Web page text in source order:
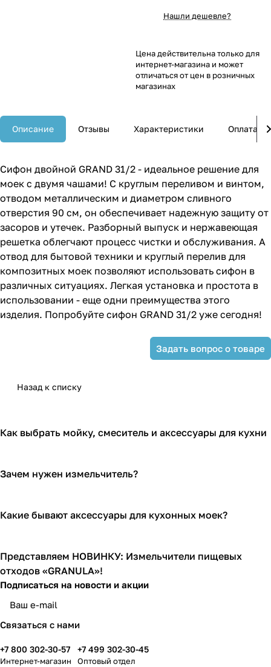
Нашли дешевле?
Цена действительна только для
интернет-магазина и может
отличаться от цен в розничных
магазинах
Описание Отзывы Характеристики Оплата
Сифон двойной GRAND 31/2 - идеальное решение для
моек с двумя чашами! С круглым переливом и винтом,
отводом металлическим и диаметром сливного
отверстия 90 см, он обеспечивает надежную защиту от
засоров и утечек. Разборный выпуск и нержавеющая
решетка облегчают процесс чистки и обслуживания. А
отвод для бытовой техники и круглый перелив для
композитных моек позволяют использовать сифон в
различных ситуациях. Легкая установка и простота в
использовании - еще одни преимущества этого
изделия. Попробуйте сифон GRAND 31/2 уже сегодня!
Задать вопрос о товаре
Назад к списку
Как выбрать мойку, смеситель и аксессуары для кухни
Зачем нужен измельчитель?
Какие бывают аксессуары для кухонных моек?
Представляем НОВИНКУ: Измельчители пищевых
отходов «GRANULA»!
Подписаться на новости и акции
Связаться с нами
+7 800 302-30-57
Интернет-магазин
+7 499 302-30-45
Оптовый отдел